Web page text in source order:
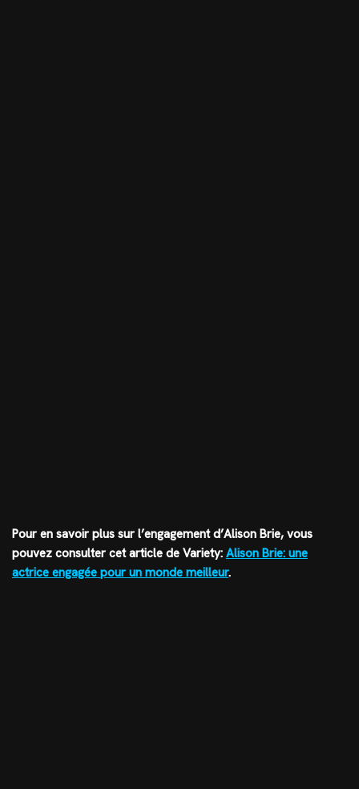
Pour en savoir plus sur l’engagement d’Alison Brie, vous
pouvez consulter cet article de Variety: Alison Brie: une
actrice engagée pour un monde meilleur.